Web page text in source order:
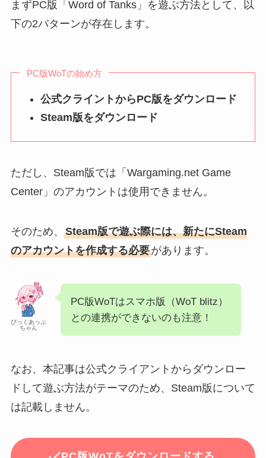
まずPC版「Word of Tanks」を遊ぶ方法として、以
下の2パターンが存在します。
PC版WoTの始め方
公式クライントからPC版をダウンロード
Steam版をダウンロード
ただし、Steam版では「Wargaming.net Game
Center」のアカウントは使用できません。
そのため、 Steam版で遊ぶ際には、新たにSteam
のアカウントを作成する必要があります。
ぴっくあっぷ
ちゃん
PC版WoTはスマホ版（WoT blitz）
との連携ができないのも注意！
なお、本記事は公式クライアントからダウンロー
ドして遊ぶ方法がテーマのため、Steam版について
は記載しません。